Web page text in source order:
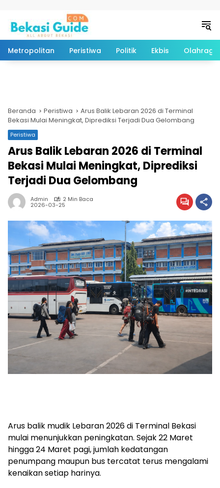
Metropolitan Peristiwa Politik Ekbis Olahraga
Beranda Peristiwa
Arus Balik Lebaran 2026 di Terminal
Bekasi Mulai Meningkat, Diprediksi Terjadi Dua Gelombang
Peristiwa
Arus Balik Lebaran 2026 di Terminal
Bekasi Mulai Meningkat, Diprediksi
Terjadi Dua Gelombang
Admin 2 Min Baca
2026-03-25
Arus balik mudik Lebaran 2026 di Terminal Bekasi
mulai menunjukkan peningkatan. Sejak 22 Maret
hingga 24 Maret pagi, jumlah kedatangan
penumpang maupun bus tercatat terus mengalami
kenaikan setiap harinya.